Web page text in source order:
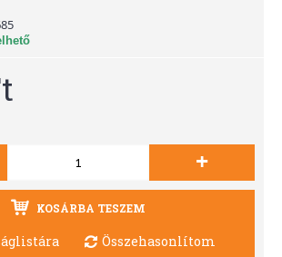
+
KOSÁRBA TESZEM
Összehasonlítom